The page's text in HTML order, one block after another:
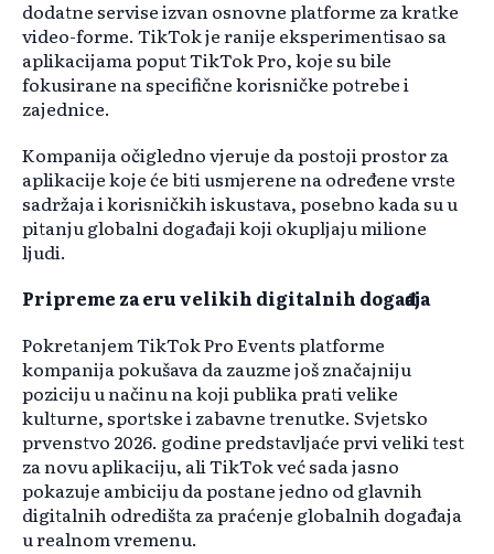
dodatne servise izvan osnovne platforme za kratke
video-forme. TikTok je ranije eksperimentisao sa
aplikacijama poput TikTok Pro, koje su bile
fokusirane na specifične korisničke potrebe i
zajednice.
Kompanija očigledno vjeruje da postoji prostor za
aplikacije koje će biti usmjerene na određene vrste
sadržaja i korisničkih iskustava, posebno kada su u
pitanju globalni događaji koji okupljaju milione
ljudi.
Pripreme za eru velikih digitalnih događaja
Pokretanjem TikTok Pro Events platforme
kompanija pokušava da zauzme još značajniju
poziciju u načinu na koji publika prati velike
kulturne, sportske i zabavne trenutke. Svjetsko
prvenstvo 2026. godine predstavljaće prvi veliki test
za novu aplikaciju, ali TikTok već sada jasno
pokazuje ambiciju da postane jedno od glavnih
digitalnih odredišta za praćenje globalnih događaja
u realnom vremenu.